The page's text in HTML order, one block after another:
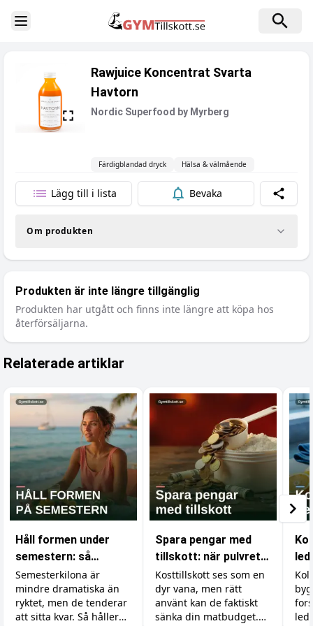
Toggle Sidebar
Rawjuice Koncentrat Svarta
Havtorn
Nordic Superfood by Myrberg
Färdigblandad dryck Hälsa & välmående
Lägg till i lista Bevaka Dela
Om produkten
Produkten är inte längre tillgänglig
Produkten har utgått och finns inte längre att köpa hos
återförsäljarna.
Relaterade artiklar
Håll formen under
semestern: så
undviker du att lägga
på dig fett
Semesterkilona är
mindre dramatiska än
ryktet, men de tenderar
att sitta kvar. Så håller
Spara pengar med
tillskott: när pulvret
är billigare än maten
Kosttillskott ses som en
dyr vana, men rätt
använt kan de faktiskt
sänka din matbudget.